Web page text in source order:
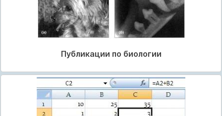
Публикации по биологии